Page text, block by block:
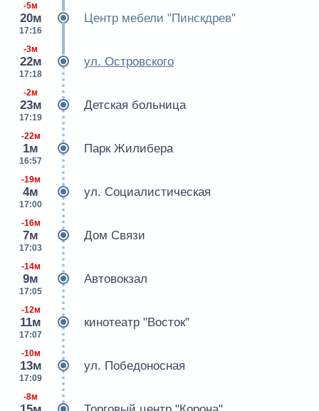
-5м
20м
17:16
Центр мебели "Пинскдрев"
-3м
22м
17:18
ул. Островского
-2м
23м
17:19
Детская больница
-22м
1м
16:57
Парк Жилибера
-19м
4м
17:00
ул. Социалистическая
-16м
7м
17:03
Дом Связи
-14м
9м
17:05
Автовокзал
-12м
11м
17:07
кинотеатр "Восток"
-10м
13м
17:09
ул. Победоносная
-8м